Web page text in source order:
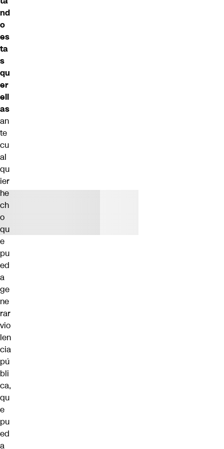
nd
o
es
ta
s
qu
er
ell
as
an
te
cu
al
qu
ier
he
ch
o
qu
e
pu
ed
a
ge
ne
rar
vio
len
cia
pú
bli
ca,
qu
e
pu
ed
a